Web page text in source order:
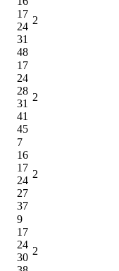
17
24
31
48
2
17
24
28
31
41
45
2
7
16
17
24
27
37
2
9
17
24
30
2